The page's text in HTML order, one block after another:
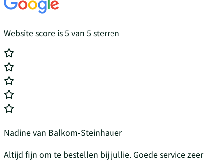
Website score is 5 van 5 sterren
Nadine van Balkom-Steinhauer
Altijd fijn om te bestellen bij jullie. Goede service zeer